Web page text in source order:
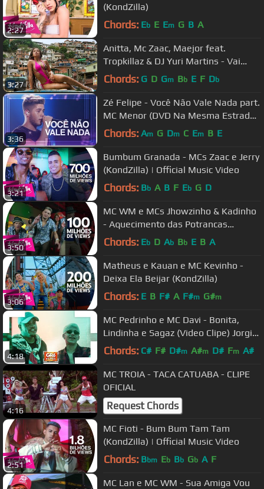
2:27
(KondZilla)
Chords: Eb E Em G B A
3:27
Anitta, Mc Zaac, Maejor feat.
Tropkillaz & DJ Yuri Martins - Vai
Malandra [Official Music Video]
Chords: G D Gm Bb E F Db
3:36
Zé Felipe - Você Não Vale Nada part.
MC Menor (DVD Na Mesma Estrada)
[Vídeo Oficial]
Chords: Am G Dm C Em B E
3:21
Bumbum Granada - MCs Zaac e Jerry
(KondZilla) | Official Music Video
Chords: Bb A B F Eb G D
3:50
MC WM e MCs Jhowzinho & Kadinho
- Aquecimento das Potrancas
(KondZilla)
Chords: Eb D Ab Bb E B A
3:06
Matheus e Kauan e MC Kevinho -
Deixa Ela Beijar (KondZilla)
Chords: E B F# A F#m G#m
4:18
MC Pedrinho e MC Davi - Bonita,
Lindinha e Sagaz (Video Clipe) Jorgin
Deejhay
Chords: C# F# D#m A#m D# Fm A#
4:16
MC TROIA - TACA CATUABA - CLIPE
OFICIAL
Request Chords
2:51
MC Fioti - Bum Bum Tam Tam
(KondZilla) | Official Music Video
Chords: Bbm Eb Bb Gb A F
MC Lan e MC WM - Sua Amiga Vou